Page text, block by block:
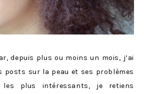
depuis plus ou moins un mois, j’ai
posts sur la peau et ses problèmes
les plus intéressants, je retiens